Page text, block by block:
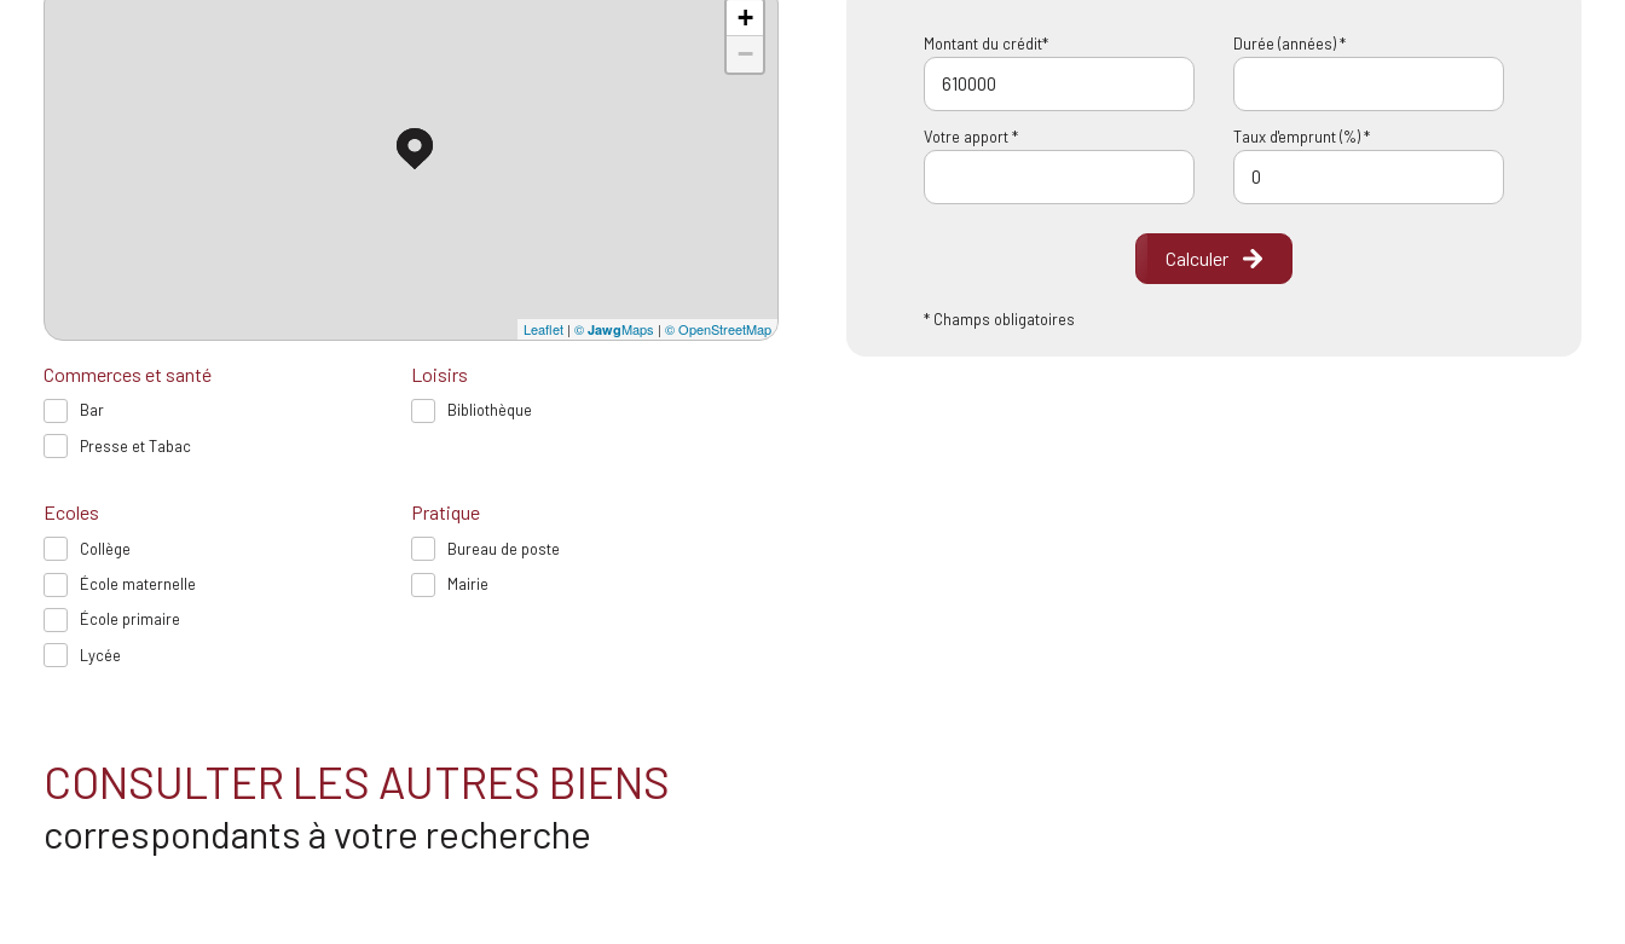
+
−
Leaflet | © JawgMaps | © OpenStreetMap
Commerces et santé
Bar
Presse et Tabac
Loisirs
Bibliothèque
Ecoles
Collège
École maternelle
École primaire
Lycée
Pratique
Bureau de poste
Mairie
Montant du crédit* Durée (années) *
Votre apport * Taux d'emprunt (%) *
Calculer
* Champs obligatoires
CONSULTER LES AUTRES BIENS
correspondants à votre recherche